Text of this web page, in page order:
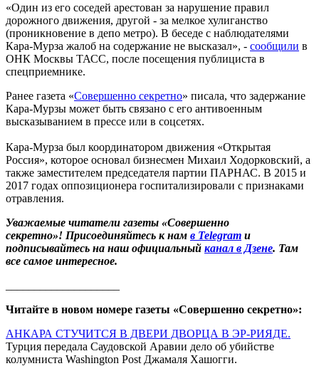
«Один из его соседей арестован за нарушение правил
дорожного движения, другой - за мелкое хулиганство
(проникновение в депо метро). В беседе с наблюдателями
Кара-Мурза жалоб на содержание не высказал», - сообщили в
ОНК Москвы ТАСС, после посещения публициста в
спецприемнике.
Ранее газета «Совершенно секретно» писала, что задержание
Кара-Мурзы может быть связано с его антивоенным
высказыванием в прессе или в соцсетях.
Кара-Мурза был координатором движения «Открытая
Россия», которое основал бизнесмен Михаил Ходорковский, а
также заместителем председателя партии ПАРНАС. В 2015 и
2017 годах оппозиционера госпитализировали с признаками
отравления.
Уважаемые читатели газеты «Совершенно
секретно»! Присоединяйтесь к нам в Telegram и
подписывайтесь на наш официальный канал в Дзене. Там
все самое интересное.
Читайте в новом номере газеты «Совершенно секретно»:
АНКАРА СТУЧИТСЯ В ДВЕРИ ДВОРЦА В ЭР-РИЯДЕ.
Турция передала Саудовской Аравии дело об убийстве
колумниста Washington Post Джамаля Хашогги.